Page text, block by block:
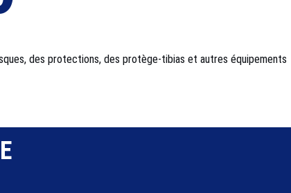
des protections, des protège-tibias et autres équipements